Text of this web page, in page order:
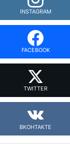
INSTAGRAM
FACEBOOK
TWITTER
ВКОНТАКТЕ